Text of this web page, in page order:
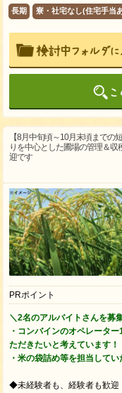
長期 寮・社宅なし(住宅手当
【8月中旬頃～10月末頃までの
りを中心とした圃場の管理＆
迎です
PRポイント
＼2名のアルバイトさんを募
・コンバインのオペレータ
ただきたいと考えています！
・米の袋詰め等を担当して
◆未経験者も、経験者も歓迎